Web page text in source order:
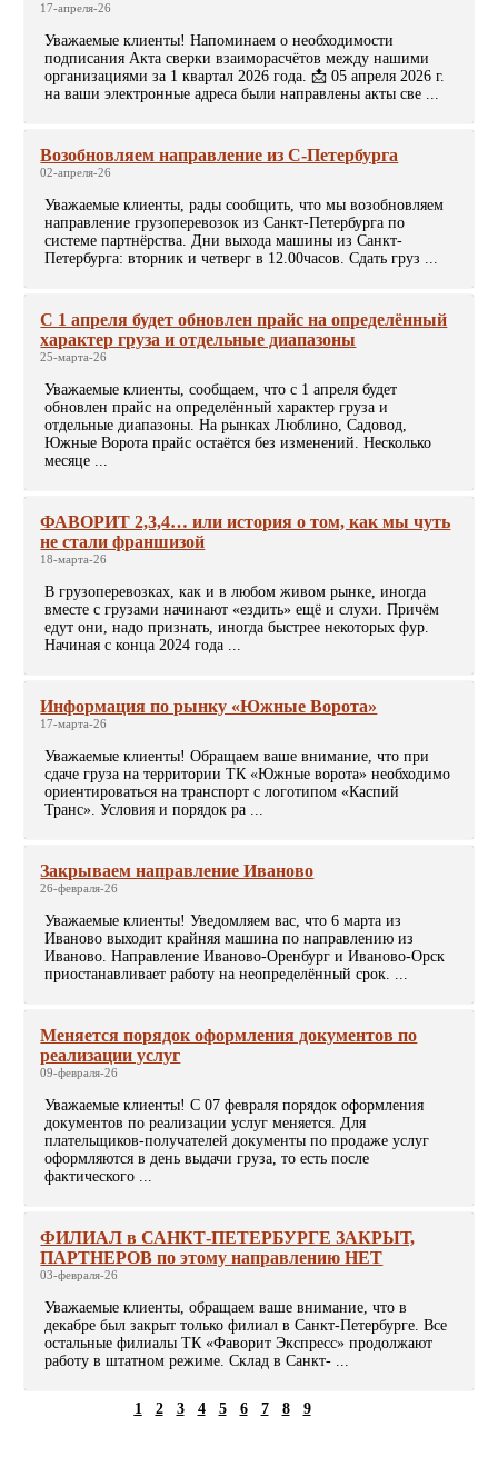
17-апреля-26
Уважаемые клиенты! Напоминаем о необходимости
подписания Акта сверки взаиморасчётов между нашими
организациями за 1 квартал 2026 года. 📩 05 апреля 2026 г.
на ваши электронные адреса были направлены акты све ...
Возобновляем направление из С-Петербурга
02-апреля-26
Уважаемые клиенты, рады сообщить, что мы возобновляем
направление грузоперевозок из Санкт-Петербурга по
системе партнёрства. Дни выхода машины из Санкт-
Петербурга: вторник и четверг в 12.00часов. Сдать груз ...
C 1 апреля будет обновлен прайс на определённый
характер груза и отдельные диапазоны
25-марта-26
Уважаемые клиенты, сообщаем, что с 1 апреля будет
обновлен прайс на определённый характер груза и
отдельные диапазоны. На рынках Люблино, Садовод,
Южные Ворота прайс остаётся без изменений. Несколько
месяце ...
ФАВОРИТ 2,3,4… или история о том, как мы чуть
не стали франшизой
18-марта-26
В грузоперевозках, как и в любом живом рынке, иногда
вместе с грузами начинают «ездить» ещё и слухи. Причём
едут они, надо признать, иногда быстрее некоторых фур.
Начиная с конца 2024 года ...
Информация по рынку «Южные Ворота»
17-марта-26
Уважаемые клиенты! Обращаем ваше внимание, что при
сдаче груза на территории ТК «Южные ворота» необходимо
ориентироваться на транспорт с логотипом «Каспий
Транс». Условия и порядок ра ...
Закрываем направление Иваново
26-февраля-26
Уважаемые клиенты! Уведомляем вас, что 6 марта из
Иваново выходит крайняя машина по направлению из
Иваново. Направление Иваново-Оренбург и Иваново-Орcк
приостанавливает работу на неопределённый срок. ...
Меняется порядок оформления документов по
реализации услуг
09-февраля-26
Уважаемые клиенты! С 07 февраля порядок оформления
документов по реализации услуг меняется. Для
плательщиков-получателей документы по продаже услуг
оформляются в день выдачи груза, то есть после
фактического ...
ФИЛИАЛ в САНКТ-ПЕТЕРБУРГЕ ЗАКРЫТ,
ПАРТНЕРОВ по этому направлению НЕТ
03-февраля-26
Уважаемые клиенты, обращаем ваше внимание, что в
декабре был закрыт только филиал в Санкт-Петербурге. Все
остальные филиалы ТК «Фаворит Экспресс» продолжают
работу в штатном режиме. Склад в Санкт- ...
1 2 3 4 5 6 7 8 9